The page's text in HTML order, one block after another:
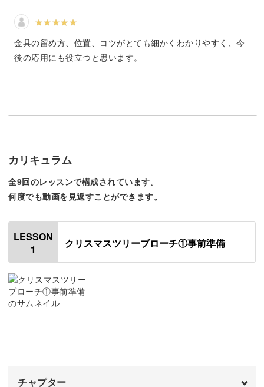
小さいビーズから大きめのビーズまで、たくさんの種類に
触れられるこの作品。
隙間をびっしり埋めるように刺繍したり、大きいものはし
っかりと縫い留める工夫をするなど、それぞれに縫い方の
金具の留め方、位置、コツがとても細かくわかりやすく、今
後の応用にも役立つと思います。
カリキュラム
全9回のレッスンで構成されています。
何度でも動画を見返すことができます。
LESSON
1
クリスマスツリーブローチ①事前準備
チャプター